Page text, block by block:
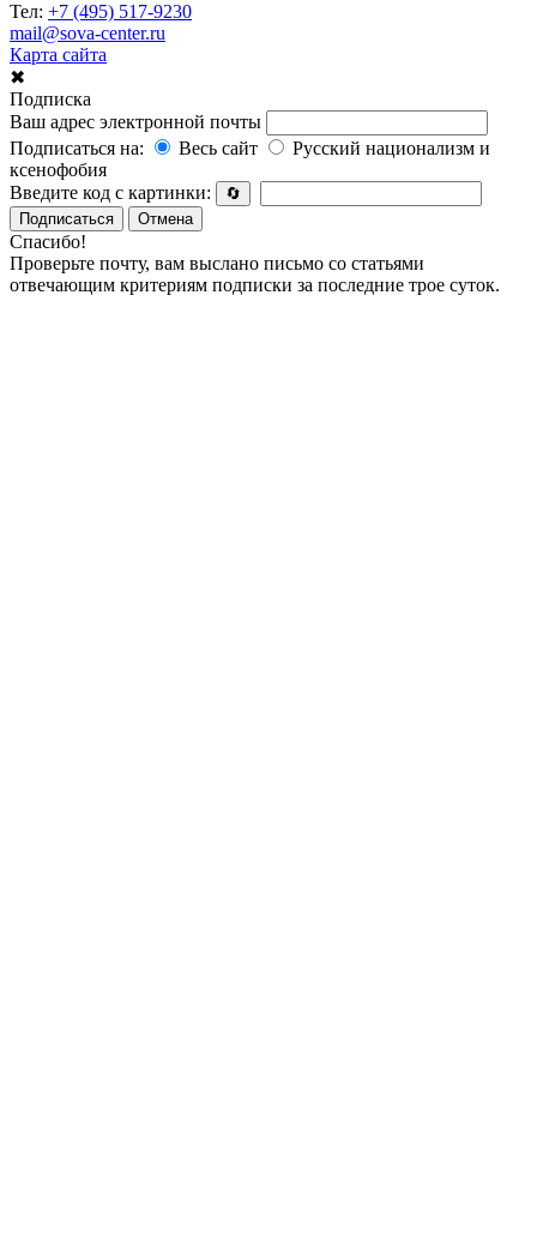
Тел: +7 (495) 517-9230
mail@sova-center.ru
Карта сайта
✖
Подписка
Ваш адрес электронной почты
Подписаться на:
Весь сайт
Русский национализм и
ксенофобия
Введите код с картинки:
🔄
Подписаться
Отмена
Спасибо!
Проверьте почту, вам выслано письмо со статьями
отвечающим критериям подписки за последние трое суток.